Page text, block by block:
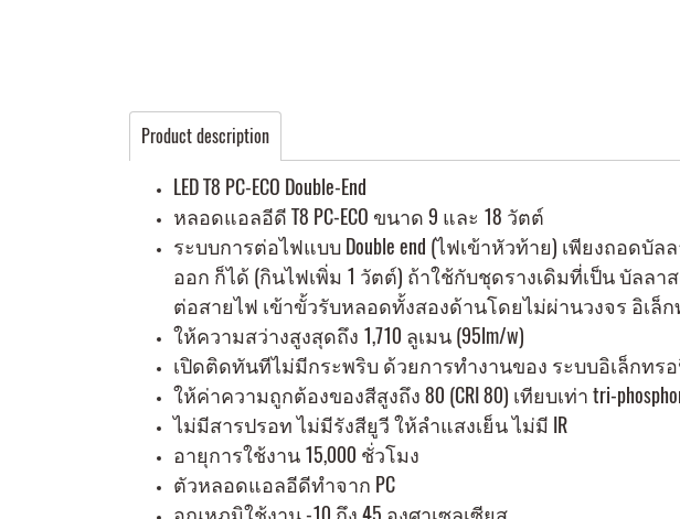
Product description
LED T8 PC-ECO Double-End
หลอดแอลอีดี T8 PC-ECO ขนาด 9 และ 18 วัตต์
ระบบการต่อไฟแบบ Double end (ไฟเข้าหัวท้าย) เพียงถอด
ออก ก็ได้ (กินไฟเพิ่ม 1 วัตต์) ถ้าใช้กับชุดรางเดิมที่เป็น บัล
ต่อสายไฟ เข้าขั้วรับหลอดทั้งสองด้านโดยไม่ผ่านวงจร อิเล็
ให้ความสว่างสูงสุดถึง 1,710 ลูเมน (95lm/w)
เปิดติดทันทีไม่มีกระพริบ ด้วยการทำงานของ ระบบอิเล็กท
ให้ค่าความถูกต้องของสีสูงถึง 80 (CRI 80) เทียบเท่า tri-
ไม่มีสารปรอท ไม่มีรังสียูวี ให้ลำแสงเย็น ไม่มี IR
อายุการใช้งาน 15,000 ชั่วโมง
ตัวหลอดแอลอีดีทำจาก PC